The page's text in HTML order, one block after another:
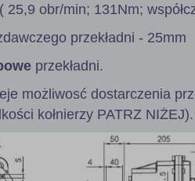
25,9 obr/min; 131Nm;
przekładni - 25mm
przekładni.
możliwosć dostarczenia
kołnierzy PATRZ NIŻEJ).